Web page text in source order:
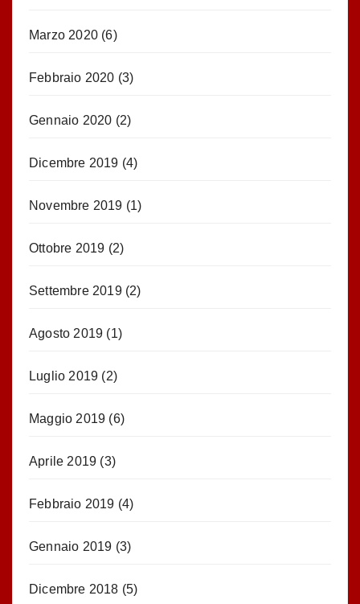
Marzo 2020 (6)
Febbraio 2020 (3)
Gennaio 2020 (2)
Dicembre 2019 (4)
Novembre 2019 (1)
Ottobre 2019 (2)
Settembre 2019(2)
Agosto 2019 (1)
Luglio 2019 (2)
Maggio 2019 (6)
Aprile 2019 (3)
Febbraio 2019 (4)
Gennaio 2019 (3)
Dicembre 2018 (5)